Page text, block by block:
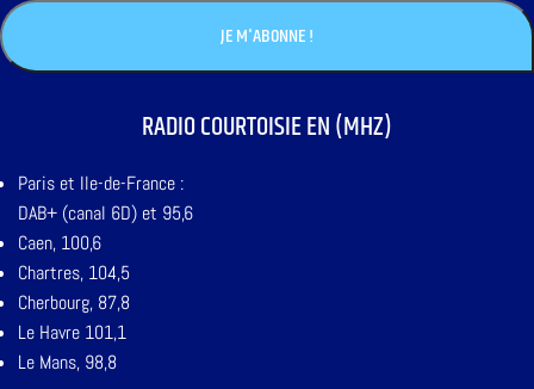
RADIO COURTOISIE EN (MHZ)
Paris et Ile-de-France :
DAB+ (canal 6D) et 95,6
Caen, 100,6
Chartres, 104,5
Cherbourg, 87,8
Le Havre 101,1
Le Mans, 98,8